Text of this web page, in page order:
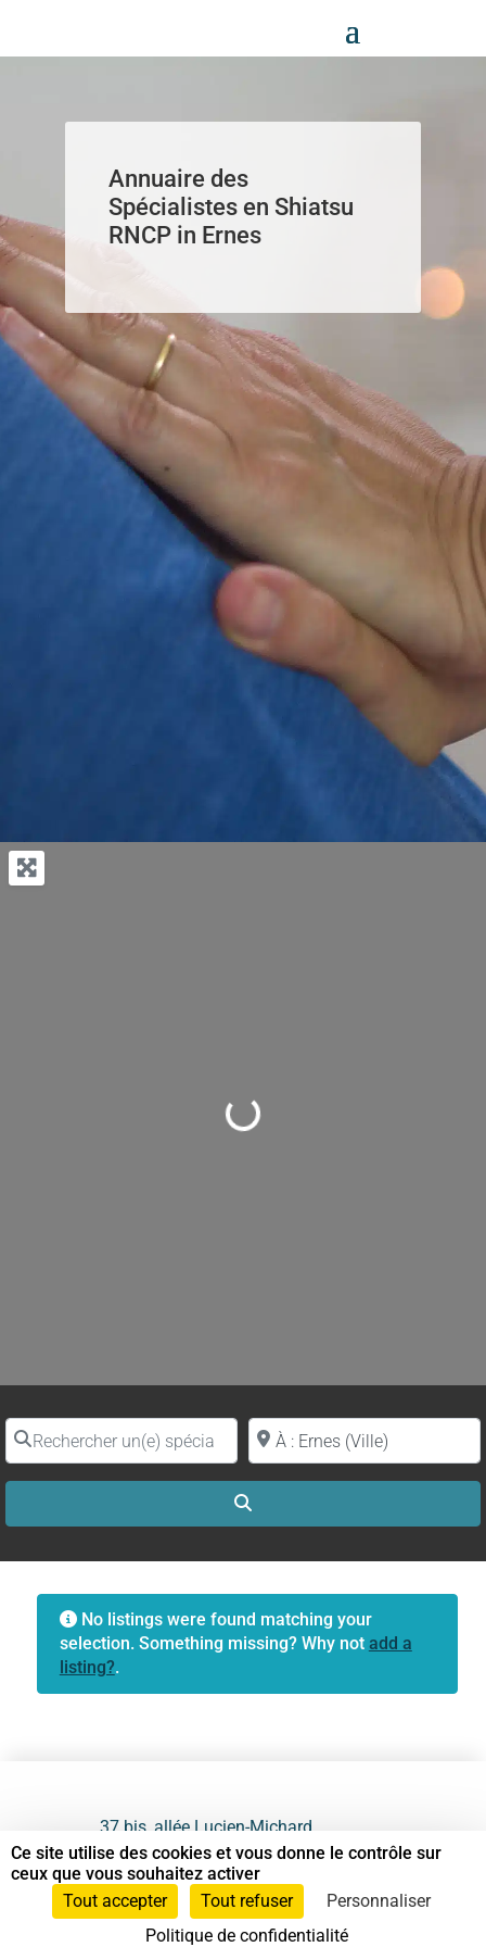
Annuaire des
Spécialistes en Shiatsu
RNCP in Ernes
Loading...
Rechercher un(e) spécialiste par nomProche de (ville ou région)
No listings were found matching your
selection. Something missing? Why not add a
listing?.
37 bis, allée Lucien-Michard
93190 Livry-Gargan
06 61 87 28 09
Ce site utilise des cookies et vous donne le contrôle sur
ceux que vous souhaitez activer
Tout accepter
Tout refuser
Personnaliser
Politique de confidentialité